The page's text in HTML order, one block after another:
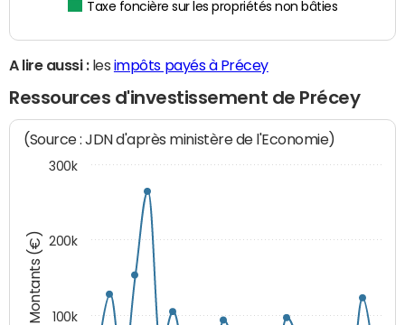
Taxe foncière sur les propriétés non bâties
A lire aussi :les impôts payés à Précey
Ressources d'investissement de Précey
Montants (€)
(Source : JDN d'après ministère de l'Economie)
100k
200k
300k